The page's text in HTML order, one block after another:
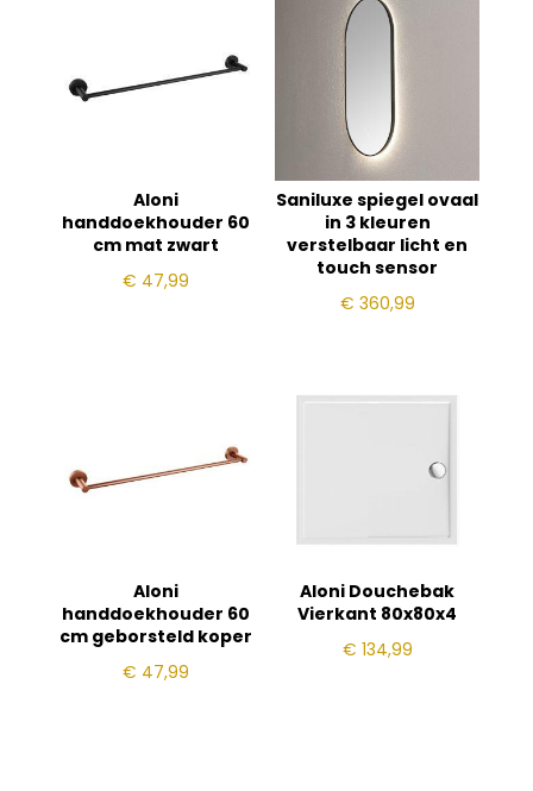
Aloni
handdoekhouder 60
cm mat zwart
€ 47,99
Saniluxe spiegel ovaal
in 3 kleuren
verstelbaar licht en
touch sensor
€ 360,99
Aloni
handdoekhouder 60
cm geborsteld koper
€ 47,99
Aloni Douchebak
Vierkant 80x80x4
€ 134,99